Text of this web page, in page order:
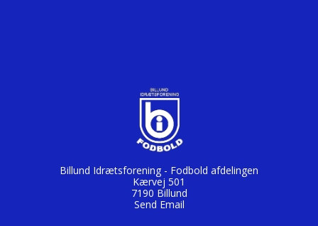
Billund Idrætsforening - Fodbold afdelingen
Kærvej 501
7190 Billund
Send Email